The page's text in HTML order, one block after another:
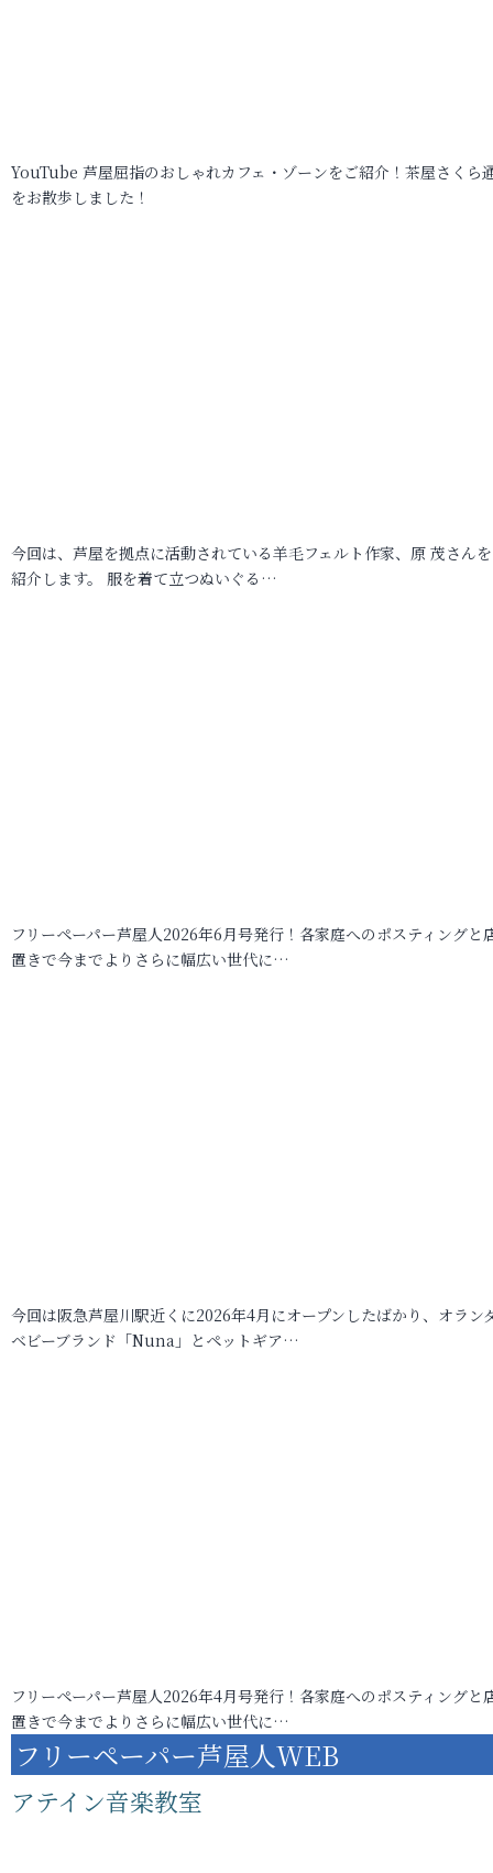
YouTube 芦屋屈指のおしゃれカフェ・ゾーンをご紹介！茶屋さくら
をお散歩しました！
今回は、芦屋を拠点に活動されている羊毛フェルト作家、原 茂さん
紹介します。 服を着て立つぬいぐる…
フリーペーパー芦屋人2026年6月号発行！各家庭へのポスティングと
置きで今までよりさらに幅広い世代に…
今回は阪急芦屋川駅近くに2026年4月にオープンしたばかり、オラン
ベビーブランド「Nuna」とペットギア…
フリーペーパー芦屋人2026年4月号発行！各家庭へのポスティングと
置きで今までよりさらに幅広い世代に…
フリーペーパー芦屋人WEB
アテイン音楽教室